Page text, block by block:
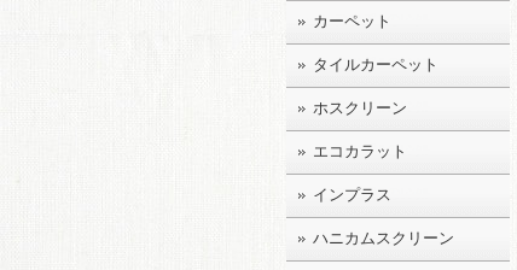
カーペット
タイルカーペット
ホスクリーン
エコカラット
インプラス
ハニカムスクリーン